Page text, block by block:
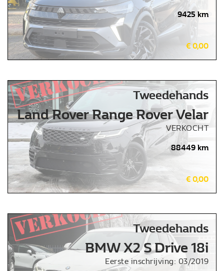
9425 km
€ 0,00
Tweedehands
Land Rover Range Rover Velar
VERKOCHT
88449 km
€ 0,00
Tweedehands
BMW X2 S Drive 18i
Eerste inschrijving: 03/2019